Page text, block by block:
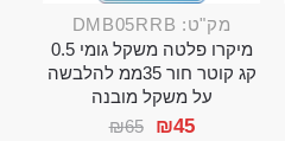
מק"ט: DMB05RRB
מיקרו פלטה משקל גומי 0.5
קג קוטר חור 35ממ להלבשה
על משקל מובנה
₪65 ₪45